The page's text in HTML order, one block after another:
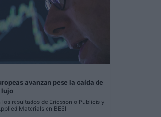
avanzan pese la caída de
lujo
resultados de Ericsson o Publicis y
Materials en BESI